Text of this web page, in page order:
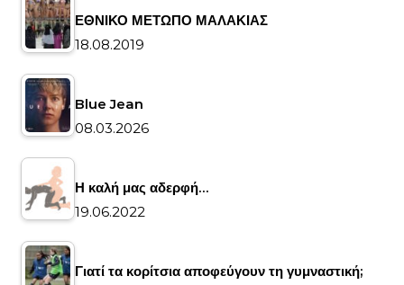
ΕΘΝΙΚΟ ΜΕΤΩΠΟ ΜΑΛΑΚΙΑΣ
18.08.2019
Blue Jean
08.03.2026
Η καλή μας αδερφή…
19.06.2022
Γιατί τα κορίτσια αποφεύγουν τη γυμναστική;